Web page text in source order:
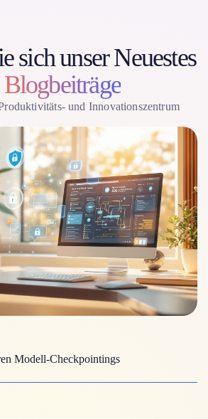
sich unser Neuestes
Blogbeiträge
und Innovationszentrum
Modell-Checkpointings